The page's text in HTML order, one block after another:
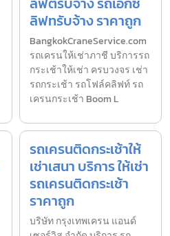
ลิฟทรับจ้าง ราคาถูก
BangkokCraneService.com
รถเครนให้เช่าภาชี บริการรถ
กระเช้าให้เช่า ครบวงจร เช่า
รถกระเช้า รถโฟล์คลิฟท์ รถ
เครนกระเช้า Boom L
รถเครนติดกระเช้าให้
เช่าเสนา บริการ ให้เช่า
รถเครนติดกระเช้า
ราคาถูก
บริษัท กรุงเทพเครน แอนด์